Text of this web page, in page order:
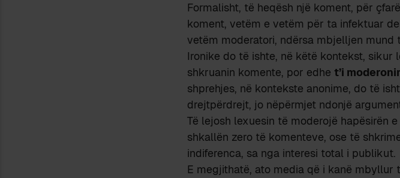
Formalisht, të heqësh një koment, për
koment, vetëm e vetëm për ta infektuar
vetëm moderatori, ndërsa mbjelljen
Ironike do të ishte, në këtë kontekst,
shkruanin komente, por edhe t’i
shprehjes, në kontekste anonime, do të
drejtpërdrejt, jo nëpërmjet ndonjë
Të lejosh lexuesin të moderojë hapësirën
shkallën zero të komenteve, ose të
indiferenca, sa nga interesi total i publikut.
E megjithatë, ato media që i kanë